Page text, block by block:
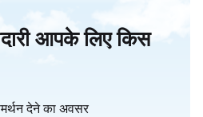
आपके लिए किस
देने का अवसर